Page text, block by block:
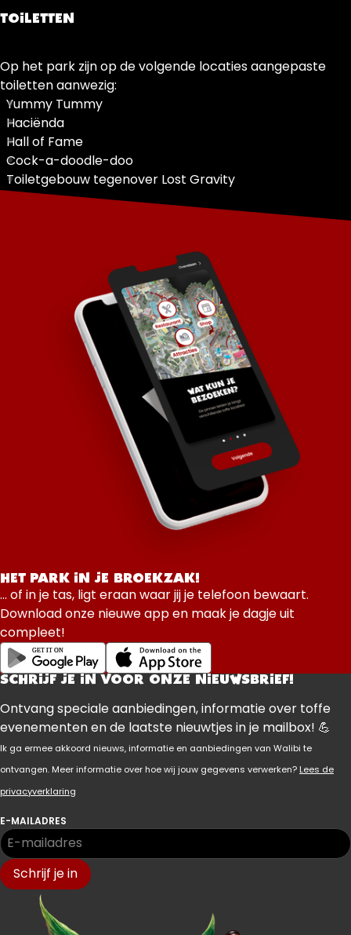
TOILETTEN
Op het park zijn op de volgende locaties aangepaste
toiletten aanwezig:
Yummy Tummy
Haciënda
Hall of Fame
Cock-a-doodle-doo
Toiletgebouw tegenover Lost Gravity
HET PARK IN JE BROEKZAK!
... of in je tas, ligt eraan waar jij je telefoon bewaart.
Download onze nieuwe app en maak je dagje uit
compleet!
SCHRIJF JE IN VOOR ONZE NIEUWSBRIEF!
Ontvang speciale aanbiedingen, informatie over toffe
evenementen en de laatste nieuwtjes in je mailbox! 💪
Ik ga ermee akkoord nieuws, informatie en aanbiedingen van Walibi te
ontvangen. Meer informatie over hoe wij jouw gegevens verwerken? Lees de
privacyverklaring
E-MAILADRES
Schrijf je in